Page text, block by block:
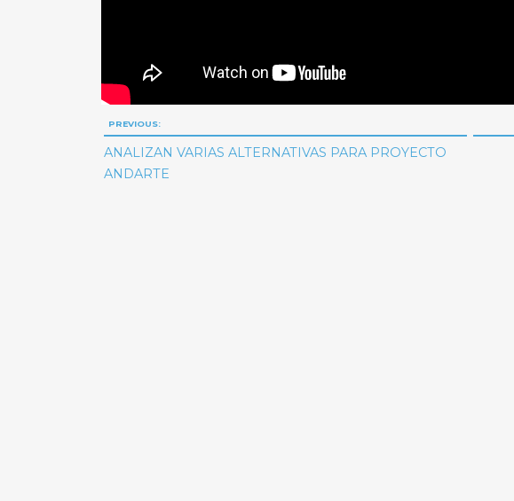
Navegación
de
PREVIOUS:
ANALIZAN VARIAS ALTERNATIVAS PARA PROYECTO
ANDARTE